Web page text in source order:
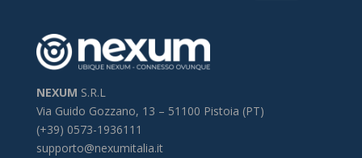
NEXUM S.R.L
Via Guido Gozzano, 13 – 51100 Pistoia (PT)
(+39) 0573-1936111
supporto@nexumitalia.it